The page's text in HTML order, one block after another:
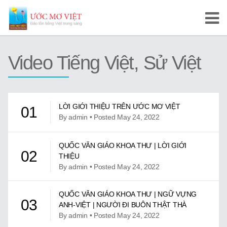
Cuộc Thi Ước Mơ Việt
Hướng Dẫn
Tài Liệu Học Tập
Video Tự Học và Dạy Tiếng Việt
Video Đọc Truyện
Video Tiếng Việt, Sử Việt
Video Tiếng Việt, Sử Việt
01
LỜI GIỚI THIỆU TRÊN ƯỚC MƠ VIỆT
By admin • Posted May 24, 2022
02
QUỐC VĂN GIÁO KHOA THƯ | LỜI GIỚI
THIỆU
By admin • Posted May 24, 2022
03
QUỐC VĂN GIÁO KHOA THƯ | NGỮ VỰNG
ANH-VIỆT | NGƯỜI ĐI BUÔN THẬT THÀ
By admin • Posted May 24, 2022